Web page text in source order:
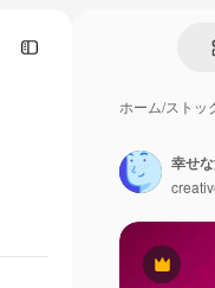
ホーム/ストッ
Premium
幸せ